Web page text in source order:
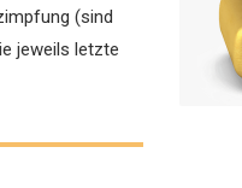
(sind
jeweils letzte